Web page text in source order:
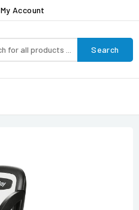
My Account
Search